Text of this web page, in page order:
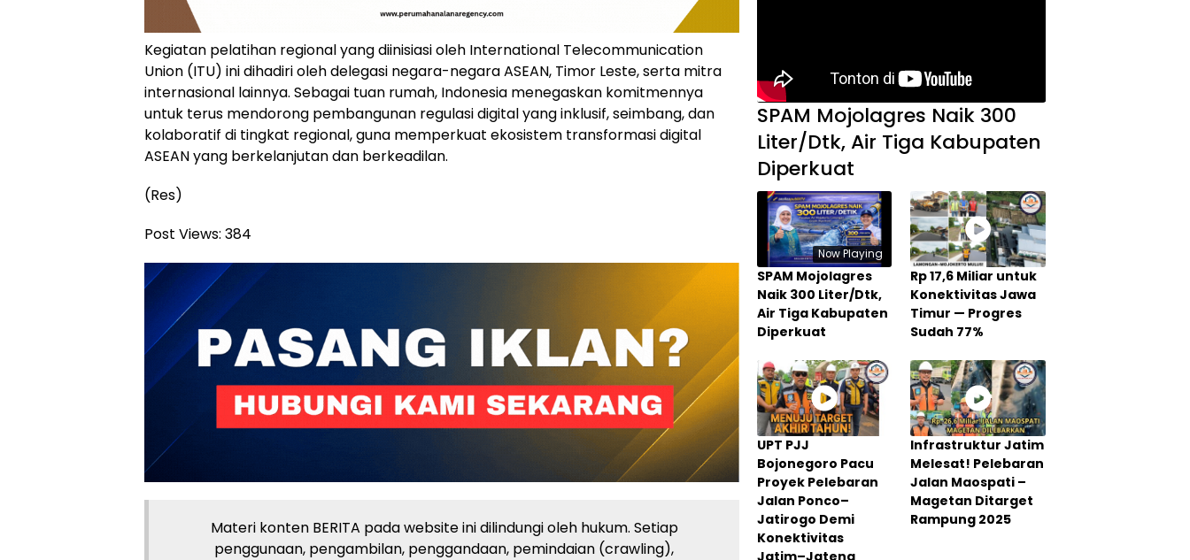
Kegiatan pelatihan regional yang diinisiasi oleh International Telecommunication
Union (ITU) ini dihadiri oleh delegasi negara-negara ASEAN, Timor Leste, serta mitra
internasional lainnya. Sebagai tuan rumah, Indonesia menegaskan komitmennya
untuk terus mendorong pembangunan regulasi digital yang inklusif, seimbang, dan
kolaboratif di tingkat regional, guna memperkuat ekosistem transformasi digital
ASEAN yang berkelanjutan dan berkeadilan.
(Res)
Post Views: 384
Materi konten BERITA pada website ini dilindungi oleh hukum. Setiap
penggunaan, pengambilan, penggandaan, pemindaian (crawling),
SPAM Mojolagres Naik 300
Liter/Dtk, Air Tiga Kabupaten
Diperkuat
Now Playing
SPAM Mojolagres
Naik 300 Liter/Dtk,
Air Tiga Kabupaten
Diperkuat
Rp 17,6 Miliar untuk
Konektivitas Jawa
Timur — Progres
Sudah 77%
UPT PJJ
Bojonegoro Pacu
Proyek Pelebaran
Jalan Ponco–
Jatirogo Demi
Konektivitas
Jatim–Jateng
Infrastruktur Jatim
Melesat! Pelebaran
Jalan Maospati –
Magetan Ditarget
Rampung 2025